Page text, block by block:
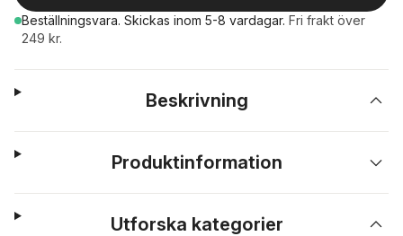
Beställningsvara. Skickas inom 5-8 vardagar. Fri frakt över
249 kr.
Beskrivning
Produktinformation
Utforska kategorier